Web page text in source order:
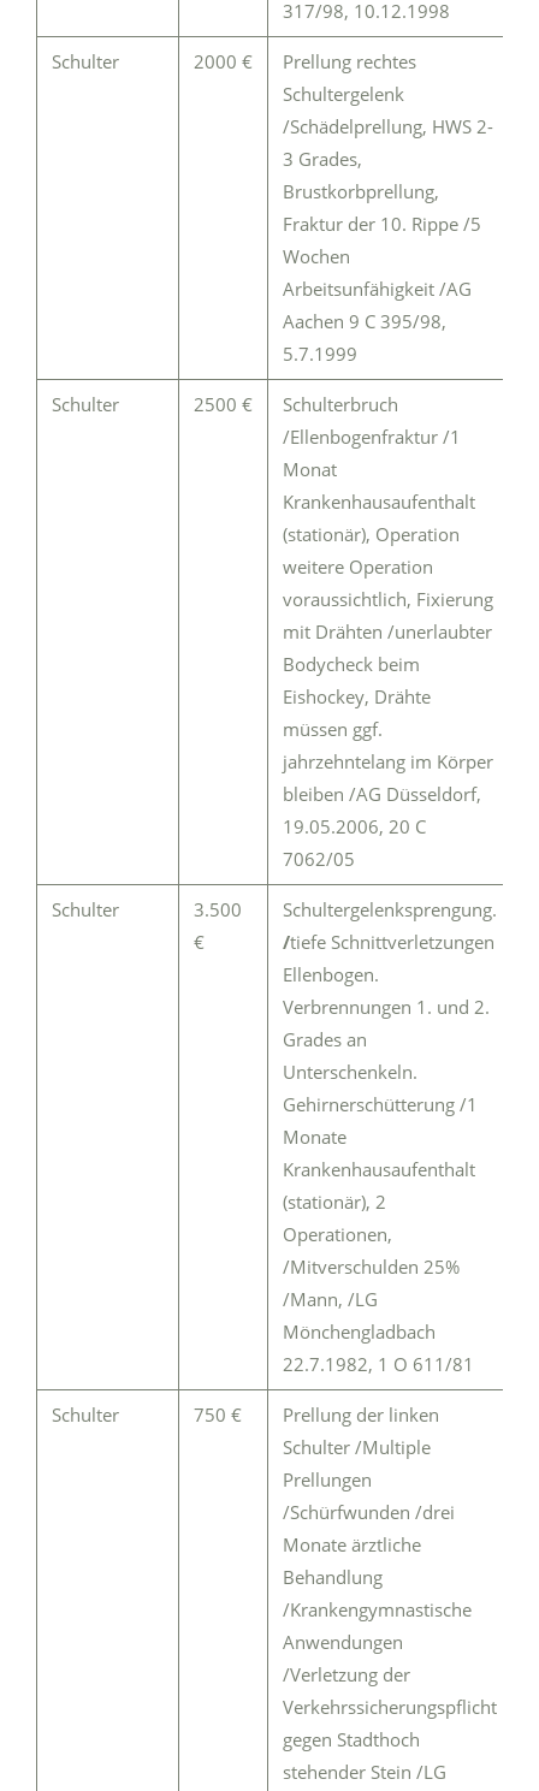
317/98, 10.12.1998
Schulter 2000 €
Prellung rechtes
Schultergelenk
/Schädelprellung, HWS 2-
3 Grades,
Brustkorbprellung,
Fraktur der 10. Rippe /5
Wochen
Arbeitsunfähigkeit /AG
Aachen 9 C 395/98,
5.7.1999
Schulter 2500 €
Schulterbruch
/Ellenbogenfraktur /1
Monat
Krankenhausaufenthalt
(stationär), Operation
weitere Operation
voraussichtlich, Fixierung
mit Drähten /unerlaubter
Bodycheck beim
Eishockey, Drähte
müssen ggf.
jahrzehntelang im Körper
bleiben /AG Düsseldorf,
19.05.2006, 20 C
7062/05
Schulter
3.500
€
Schultergelenksprengung.
/tiefe Schnittverletzungen
Ellenbogen.
Verbrennungen 1. und 2.
Grades an
Unterschenkeln.
Gehirnerschütterung /1
Monate
Krankenhausaufenthalt
(stationär), 2
Operationen,
/Mitverschulden 25%
/Mann, /LG
Mönchengladbach
22.7.1982, 1 O 611/81
Schulter 750 €
Prellung der linken
Schulter /Multiple
Prellungen
/Schürfwunden /drei
Monate ärztliche
Behandlung
/Krankengymnastische
Anwendungen
/Verletzung der
Verkehrssicherungspflicht
gegen Stadthoch
stehender Stein /LG